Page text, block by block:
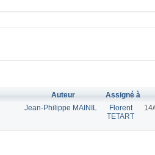
Auteur Assigné à
Jean-Philippe MAINIL
Florent
TETART